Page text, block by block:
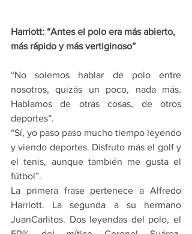
Harriott: “Antes el polo era más abierto,
más rápido y más vertiginoso”
“No solemos hablar de polo entre
nosotros, quizás un poco, nada más.
Hablamos de otras cosas, de otros
deportes”.
“Sí, yo paso paso mucho tiempo leyendo
y viendo deportes. Disfruto más el golf y
el tenis, aunque también me gusta el
fútbol”.
La primera frase pertenece a Alfredo
Harriott. La segunda a su hermano
JuanCarlitos. Dos leyendas del polo, el